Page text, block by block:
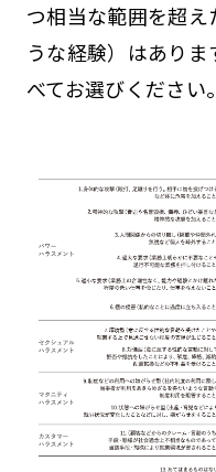
つ相当な範囲を超
うな経験）はあり
べてお選びください